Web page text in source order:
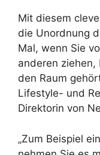
Mit diesem
die Unordnung
Mal, wenn Sie
anderen
den Raum
Lifestyle- und
Direktorin von
„Zum Beispiel